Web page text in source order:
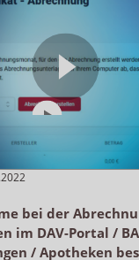
bei der
im DAV-Portal /
/ Apotheken